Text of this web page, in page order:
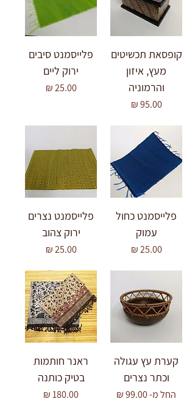
קופסאת תכשיטים
מעץ, איזון
והרמוניה
מחיר‏95.00 ‏₪
פלייסמנט סיבים
ירוק ליים
מחיר‏25.00 ‏₪
פלייסמנט כחול
עמוק
מחיר‏25.00 ‏₪
פלייסמנט נצרים
ירוק צהוב
מחיר‏25.00 ‏₪
קערת עץ עגולה
וכתר נצרים
החל מ-
מחיר מבצע
ראנר חותמות
בטיק כותנה
מחיר